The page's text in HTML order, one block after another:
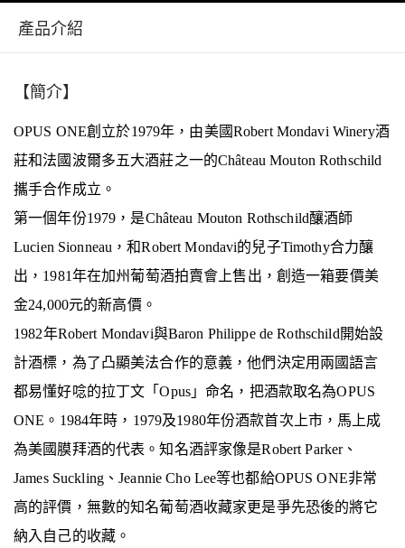
產品介紹
【簡介】
OPUS ONE創立於1979年，由美國Robert Mondavi Winery酒
莊和法國波爾多五大酒莊之一的Château Mouton Rothschild
攜手合作成立。
第一個年份1979 ，是Château Mouton Rothschild釀酒師
Lucien Sionneau ，和RobertMondavi的兒子Timothy合力釀
出， 1981年在加州葡萄酒拍賣會上售出，創造一箱要價美
金24,000元的新高價。
1982年Robert Mondavi與Baron Philippe de Rothschild開始設
計酒標，為了凸顯美法合作的意義，他們決定用兩國語言
都易懂好唸的拉丁文「Opus」命名，把酒款取名為OPUS
ONE 。 1984年時， 1979及1980年份酒款首次上市，馬上成
為美國膜拜酒的代表。知名酒評家像是Robert Parker、
James Suckling、Jeannie Cho Lee等也都給OPUS ONE非常
高的評價，無數的知名葡萄酒收藏家更是爭先恐後的將它
納入自己的收藏。